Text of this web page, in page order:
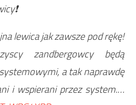
lewica jak zawsze pod rękę!
zandbergowcy będą
a tak naprawdę
i wspierani przez system.…